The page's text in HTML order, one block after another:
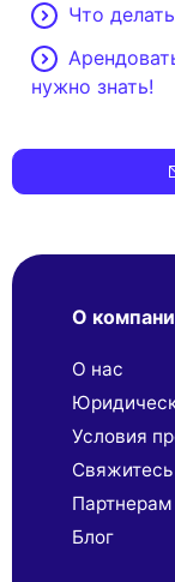
Что
нужно знать!
О
О нас
Условия
Партнерaм
Блог